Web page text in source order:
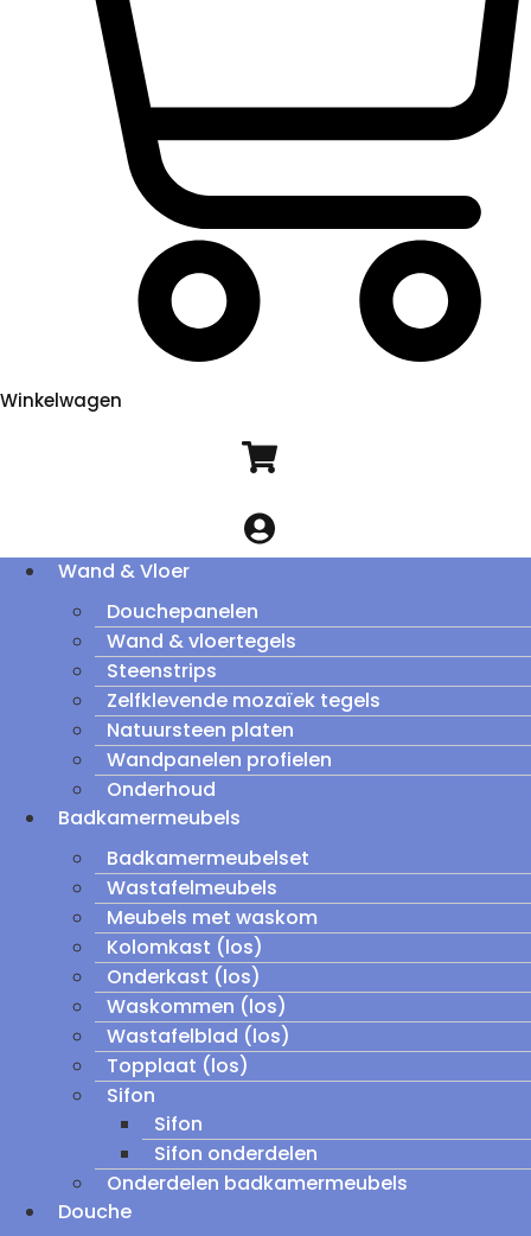
Winkelwagen
Wand & Vloer
Douchepanelen
Wand & vloertegels
Steenstrips
Zelfklevende mozaïek tegels
Natuursteen platen
Wandpanelen profielen
Onderhoud
Badkamermeubels
Badkamermeubelset
Wastafelmeubels
Meubels met waskom
Kolomkast (los)
Onderkast (los)
Waskommen (los)
Wastafelblad (los)
Topplaat (los)
Sifon
Sifon
Sifon onderdelen
Onderdelen badkamermeubels
Douche